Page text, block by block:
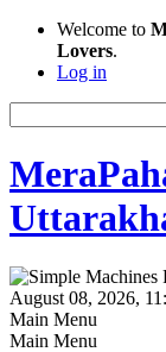
Welcome to
Lovers.
Log in
August 08, 2026,
Main Menu
Main Menu